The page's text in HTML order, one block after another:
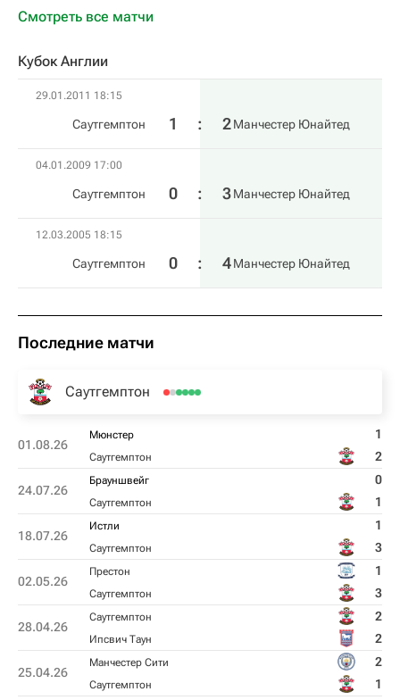
Смотреть все матчи
Кубок Англии
29.01.2011 18:15
Саутгемптон 1 : 2Манчестер Юнайтед
04.01.2009 17:00
Саутгемптон 0 : 3Манчестер Юнайтед
12.03.2005 18:15
Саутгемптон 0 : 4Манчестер Юнайтед
Последние матчи
Саутгемптон
01.08.26
Мюнстер 1
Саутгемптон 2
24.07.26
Брауншвейг 0
Саутгемптон 1
18.07.26
Истли 1
Саутгемптон 3
02.05.26
Престон 1
Саутгемптон 3
28.04.26
Саутгемптон 2
Ипсвич Таун 2
25.04.26
Манчестер Сити 2
Саутгемптон 1